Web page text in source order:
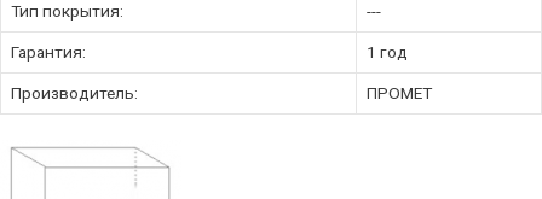
Тип покрытия: ---
Гарантия: 1 год
Производитель: ПРОМЕТ